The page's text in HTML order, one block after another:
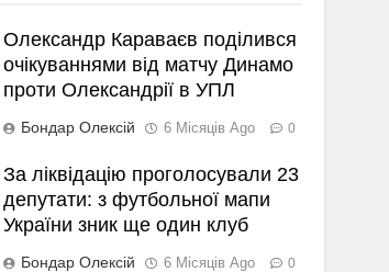
Олександр Караваєв поділився
очікуваннями від матчу Динамо
проти Олександрії в УПЛ
Бондар Олексій 6 Місяців Ago 0
За ліквідацію проголосували 23
депутати: з футбольної мапи
України зник ще один клуб
Бондар Олексій 6 Місяців Ago 0